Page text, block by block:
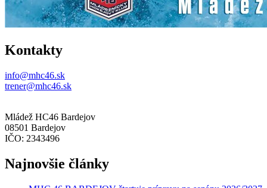
Kontakty
info@mhc46.sk
trener@mhc46.sk
Mládež HC46 Bardejov
08501 Bardejov
IČO: 2343496
Najnovšie články